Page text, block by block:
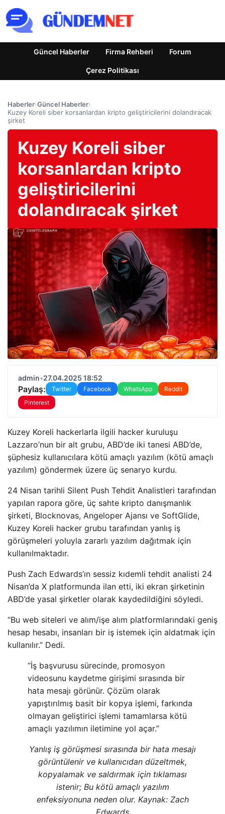
Güncel Haberler Firma Rehberi Forum
Çerez Politikası
Haberler›Güncel Haberler›
Kuzey Koreli siber korsanlardan kripto geliştiricilerini dolandıracak
şirket
Kuzey Koreli siber
korsanlardan kripto
geliştiricilerini
dolandıracak şirket
admin•27.04.2025 18:52
Paylaş: Twitter Facebook WhatsApp
Reddit
Pinterest
Kuzey Koreli hackerlarla ilgili hacker kuruluşu
Lazzaro’nun bir alt grubu, ABD’de iki tanesi ABD’de,
şüphesiz kullanıcılara kötü amaçlı yazılım (kötü amaçlı
yazılım) göndermek üzere üç senaryo kurdu.
24 Nisan tarihli Silent Push Tehdit Analistleri tarafından
yapılan rapora göre, üç sahte kripto danışmanlık
şirketi, Blocknovas, Angeloper Ajansı ve SoftGlide,
Kuzey Koreli hacker grubu tarafından yanlış iş
görüşmeleri yoluyla zararlı yazılım dağıtmak için
kullanılmaktadır.
Push Zach Edwards’ın sessiz kıdemli tehdit analisti 24
Nisan’da X platformunda ilan etti, iki ekran şirketinin
ABD’de yasal şirketler olarak kaydedildiğini söyledi.
“Bu web siteleri ve alım/işe alım platformlarındaki geniş
hesap hesabı, insanları bir iş istemek için aldatmak için
kullanılır.” Dedi.
“İş başvurusu sürecinde, promosyon
videosunu kaydetme girişimi sırasında bir
hata mesajı görünür. Çözüm olarak
yapıştırılmış basit bir kopya işlemi, farkında
olmayan geliştirici işlemi tamamlarsa kötü
amaçlı yazılımın iletimine yol açar.”
Yanlış iş görüşmesi sırasında bir hata mesajı
görüntülenir ve kullanıcıdan düzeltmek,
kopyalamak ve saldırmak için tıklaması
istenir; Bu kötü amaçlı yazılım
enfeksiyonuna neden olur. Kaynak: Zach
Edwards